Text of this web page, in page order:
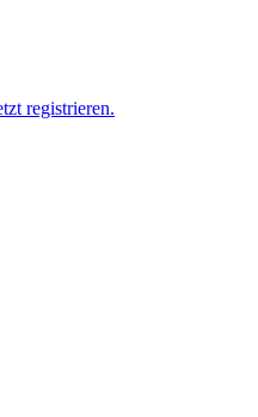
registrieren.